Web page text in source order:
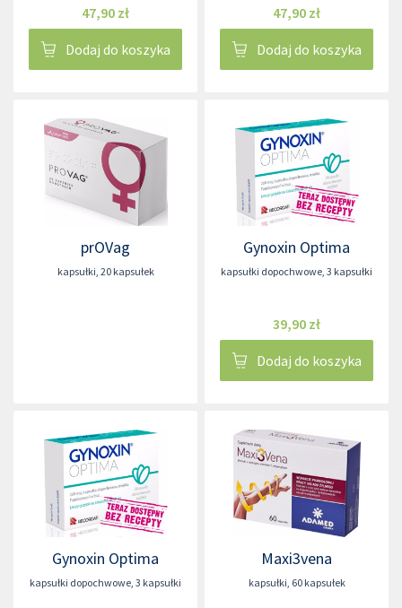
47,90 zł
Dodaj do koszyka
47,90 zł
Dodaj do koszyka
prOVag
kapsułki, 20 kapsułek
Gynoxin Optima
kapsułki dopochwowe, 3 kapsułki
39,90 zł
Dodaj do koszyka
Gynoxin Optima
kapsułki dopochwowe, 3 kapsułki
Maxi3vena
kapsułki, 60 kapsułek